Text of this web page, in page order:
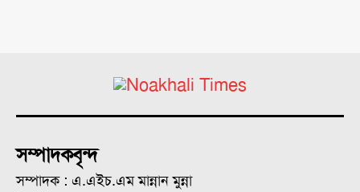
সম্পাদকবৃন্দ
সম্পাদক : এ.এইচ.এম মান্নান মুন্না